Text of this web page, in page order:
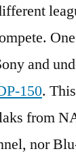
and
150.
from
nor